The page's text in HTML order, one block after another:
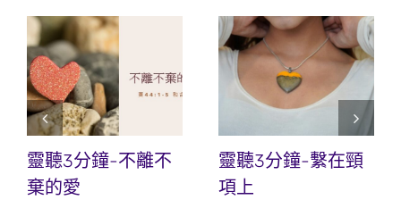
靈聽3分鐘-不離不
棄的愛
靈聽3分鐘-繫在頸
項上